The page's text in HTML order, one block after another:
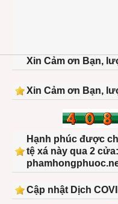
Xin Cảm ơn Bạn,
Xin Cảm ơn Bạn,
Hạnh phúc được
tệ xá này qua 2
Cập nhật Dịch